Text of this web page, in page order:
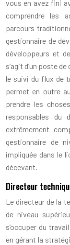
vous en avez fini
comprendre les
parcours
gestionnaire de
développeurs et
s’agit d’un poste
le suivi du flux de
permet en outre
prendre les
responsables du
extrêmement
gestionnaire de
impliquée dans le
décevant.
Directeur
Le directeur de la
de niveau
s’occuper du
en gérant la